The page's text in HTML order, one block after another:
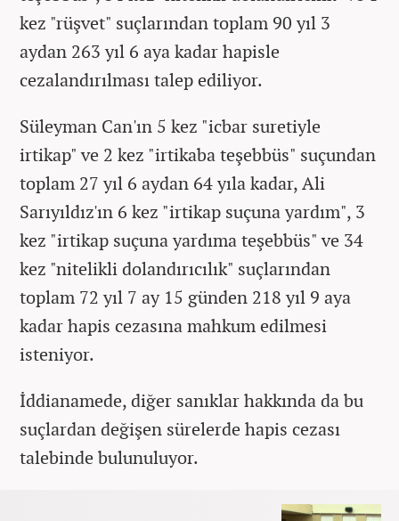
kez "rüşvet" suçlarından toplam 90 yıl 3
aydan 263 yıl 6 aya kadar hapisle
cezalandırılması talep ediliyor.
Süleyman Can'ın 5 kez "icbar suretiyle
irtikap" ve 2 kez "irtikaba teşebbüs" suçundan
toplam 27 yıl 6 aydan 64 yıla kadar, Ali
Sarıyıldız'ın 6 kez "irtikap suçuna yardım", 3
kez "irtikap suçuna yardıma teşebbüs" ve 34
kez "nitelikli dolandırıcılık" suçlarından
toplam 72 yıl 7 ay 15 günden 218 yıl 9 aya
kadar hapis cezasına mahkum edilmesi
isteniyor.
İddianamede, diğer sanıklar hakkında da bu
suçlardan değişen sürelerde hapis cezası
talebinde bulunuluyor.